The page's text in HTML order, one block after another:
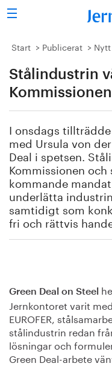
Sök
Stålindustrin
Vision 2050
Energi/miljö
Vi tycker
Publicerat
Bildbank
Start Publicerat
Stålindustrin
Kommissionen
I onsdags
med Ursula von
Deal i spetsen.
Kommissionen
kommande
underlätta
samtidigt som
fri och rättvis
Green Deal on Steel
Jernkontoret varit
EUROFER,
stålindustrin redan
lösningar och
Green Deal-arbete